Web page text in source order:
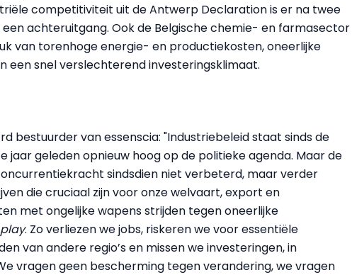
competitiviteit uit de Antwerp Declaration is er na twee
achteruitgang. Ook de Belgische chemie- en farmasector
van torenhoge energie- en productiekosten, oneerlijke
een snel verslechterend investeringsklimaat.
bestuurder van essenscia: "Industriebeleid staat sinds de
geleden opnieuw hoog op de politieke agenda. Maar de
sindsdien niet verbeterd, maar verder
die cruciaal zijn voor onze welvaart, export en
met ongelijke wapens strijden tegen oneerlijke
. Zo verliezen we jobs, riskeren we voor essentiële
van andere regio’s en missen we investeringen, in
vragen geen bescherming tegen verandering, we vragen